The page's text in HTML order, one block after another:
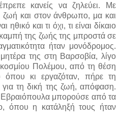
κανείς να ζηλεύει. Με
ζωή και στον άνθρωπο, μα και
ηθικό και τι όχι, τι είναι δίκαιο
καμπή της ζωής της μπροστά σε
ήταν μονόδρομος.
της στη Βαρσοβία, λίγο
Πολέμου, από τη θέση
όπου κι εργαζόταν, πήρε τη
για τη δική της ζωή, απόφαση.
μπορούσε από τα
όπου η κατάληξή τους ήταν